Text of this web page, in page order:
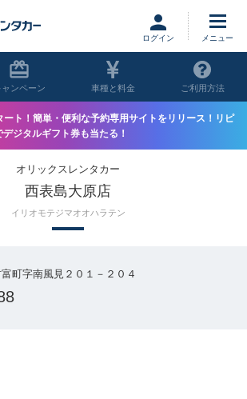
ログイン
ャンペーン 車種と料金 ご利用方法
ト！簡単・便利な予約専用サイトをリリース！リピ
ジタルギフト券も当たる！
オリックスレンタカー
西表島大原店
イリオモテジマオオハラテン
町字南風見２０１－２０４